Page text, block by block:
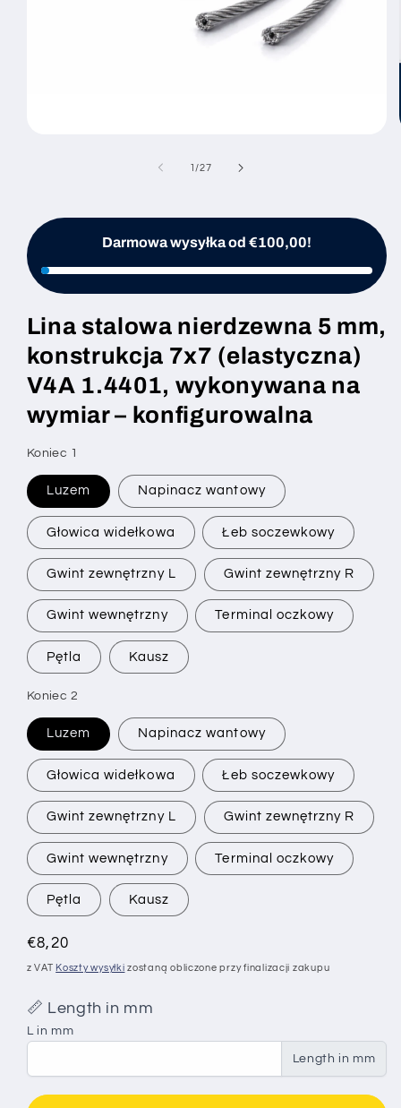
1 /z
27
Darmowa wysyłka od €100,00!
Lina stalowa nierdzewna 5 mm,
konstrukcja 7x7 (elastyczna)
V4A 1.4401, wykonywana na
wymiar – konfigurowalna
SKU:
Koniec 1
Luzem Napinacz wantowy
Głowica widełkowa Łeb soczewkowy
Gwint zewnętrzny L Gwint zewnętrzny R
Gwint wewnętrzny Terminal oczkowy
Pętla Kausz
Koniec 2
Luzem Napinacz wantowy
Głowica widełkowa Łeb soczewkowy
Gwint zewnętrzny L Gwint zewnętrzny R
Gwint wewnętrzny Terminal oczkowy
Pętla Kausz
Cena
regularna
€8,20
z VAT Koszty wysyłki zostaną obliczone przy finalizacji zakupu
📏 Length in mm
L in mm
Length in mm